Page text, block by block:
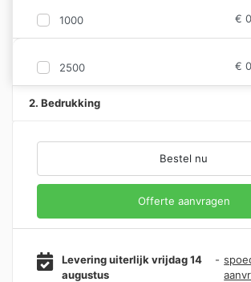
1000 €
2500 €
2. Bedrukking
Bestel nu
Offerte aanvragen
Levering uiterlijk vrijdag 14
augustus
-